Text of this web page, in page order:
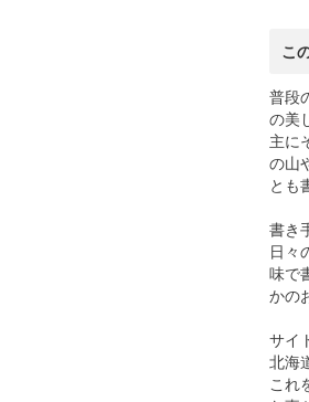
こ
普段
の美
主に
の山
とも
書き
日々
味で
かの
サイ
北海
これ